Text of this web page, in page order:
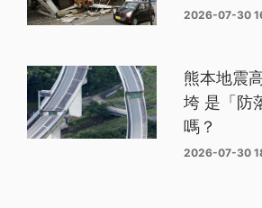
2026-07-30
熊本地震
垮 是「防
嗎？
2026-07-30